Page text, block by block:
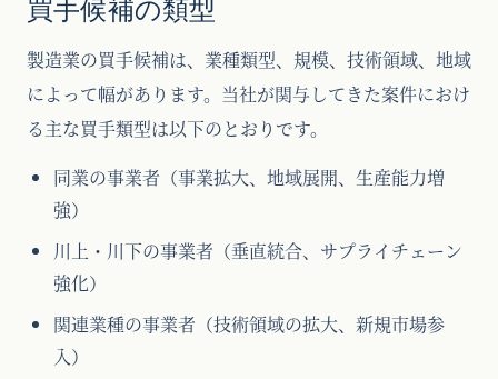
買手候補の類型
製造業の買手候補は、業種類型、規模、技術領域、地域
によって幅があります。当社が関与してきた案件におけ
る主な買手類型は以下のとおりです。
同業の事業者（事業拡大、地域展開、生産能力増
強）
川上・川下の事業者（垂直統合、サプライチェーン
強化）
関連業種の事業者（技術領域の拡大、新規市場参
入）